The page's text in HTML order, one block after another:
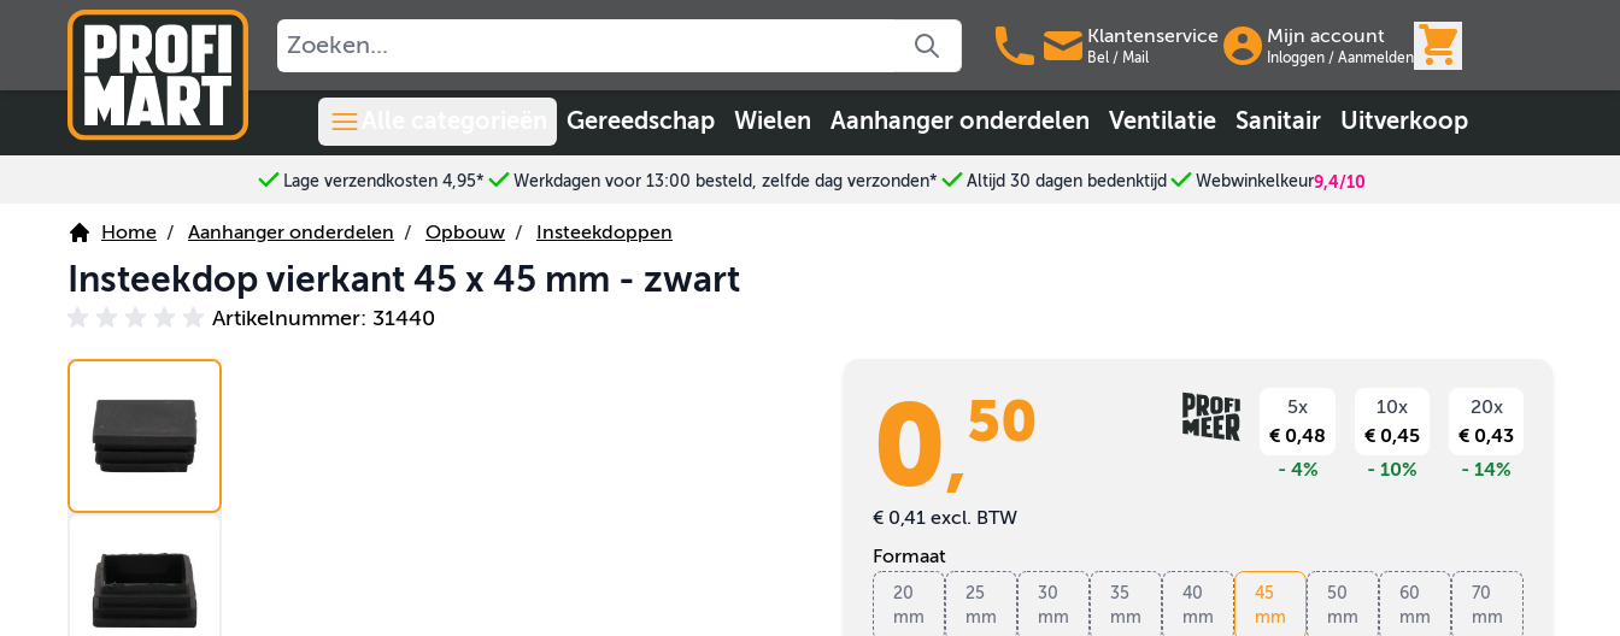
Ga naar de inhoud
Klantenservice
Bel / Mail
Mijn account
Inloggen / Aanmelden
Gereedschap Wielen Aanhanger onderdelen Ventilatie Sanitair Uitverkoop
Lage verzendkosten 4,95* Werkdagen voor 13:00 besteld, zelfde dag verzonden* Altijd 30 dagen bedenktijd Webwinkelkeur9,4/10
Home / Aanhanger onderdelen / Opbouw / Insteekdoppen
Insteekdop vierkant 45 x 45 mm - zwart
Artikelnummer: 31440
0,
50
€ 0,41 excl. BTW
5x
€ 0,48
- 4%
10x
€ 0,45
- 10%
20x
€ 0,43
- 14%
Formaat
20
mm
25
mm
30
mm
35
mm
40
mm
45
mm
50
mm
60
mm
70
mm